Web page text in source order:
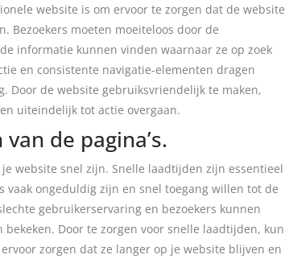
website is om ervoor te zorgen dat de website
Bezoekers moeten moeiteloos door de
informatie kunnen vinden waarnaar ze op zoek
en consistente navigatie-elementen dragen
Door de website gebruiksvriendelijk te maken,
uiteindelijk tot actie overgaan.
de pagina’s.
website snel zijn. Snelle laadtijden zijn essentieel
vaak ongeduldig zijn en snel toegang willen tot de
gebruikerservaring en bezoekers kunnen
Door te zorgen voor snelle laadtijden, kun
zorgen dat ze langer op je website blijven en